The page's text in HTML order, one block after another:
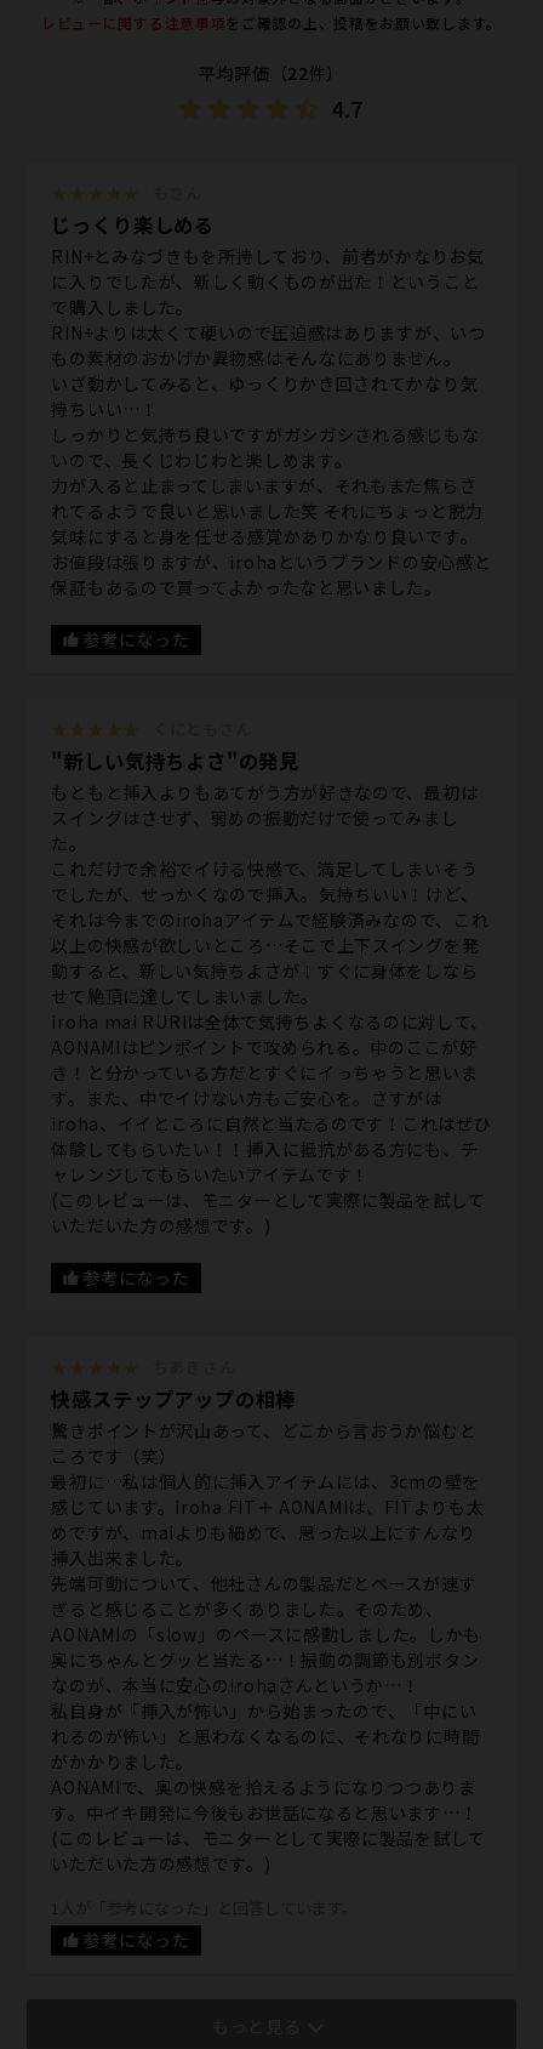
レビューに関する注意事項をご確認の上、投稿をお願い致します。
平均評価（22件）
4.7
じっくり楽しめる
RIN+とみなづきもを所持しており、前者がかなりお気
に入りでしたが、新しく動くものが出た！ということ
で購入しました。
RIN+よりは太くて硬いので圧迫感はありますが、いつ
もの素材のおかげか異物感はそんなにありません。
いざ動かしてみると、ゆっくりかき回されてかなり気
持ちいい…！
しっかりと気持ち良いですがガシガシされる感じもな
いので、長くじわじわと楽しめます。
力が入ると止まってしまいますが、それもまた焦らさ
れてるようで良いと思いました笑 それにちょっと脱力
気味にすると身を任せる感覚かありかなり良いです。
お値段は張りますが、irohaというブランドの安心感と
保証もあるので買ってよかったなと思いました。
参考になった
"新しい気持ちよさ"の発見
もともと挿入よりもあてがう方が好きなので、最初は
スイングはさせず、弱めの振動だけで使ってみまし
た。
これだけで余裕でイける快感で、満足してしまいそう
でしたが、せっかくなので挿入。気持ちいい！けど、
それは今までのirohaアイテムで経験済みなので、これ
以上の快感が欲しいところ…そこで上下スイングを発
動すると、新しい気持ちよさが！すぐに身体をしなら
せて絶頂に達してしまいました。
iroha mai RURIは全体で気持ちよくなるのに対して、
AONAMIはピンポイントで攻められる。中のここが好
き！と分かっている方だとすぐにイっちゃうと思いま
す。また、中でイけない方もご安心を。さすがは
iroha、イイところに自然と当たるのです！これはぜひ
体験してもらいたい！！挿入に抵抗がある方にも、チ
ャレンジしてもらいたいアイテムです！
(このレビューは、モニターとして実際に製品を試して
いただいた方の感想です。)
参考になった
快感ステップアップの相棒
驚きポイントが沢山あって、どこから言おうか悩むと
ころです（笑）
最初に…私は個人的に挿入アイテムには、3cmの壁を
感じています。iroha FIT＋ AONAMIは、FITよりも太
めですが、maiよりも細めで、思った以上にすんなり
挿入出来ました。
先端可動について、他社さんの製品だとペースが速す
ぎると感じることが多くありました。そのため、
AONAMIの「slow」のペースに感動しました。しかも
奥にちゃんとグッと当たる…！振動の調節も別ボタン
なのが、本当に安心のirohaさんというか…！
私自身が「挿入が怖い」から始まったので、「中にい
れるのが怖い」と思わなくなるのに、それなりに時間
がかかりました。
AONAMIで、奥の快感を拾えるようになりつつありま
す。中イキ開発に今後もお世話になると思います…！
(このレビューは、モニターとして実際に製品を試して
いただいた方の感想です。)
参考になった